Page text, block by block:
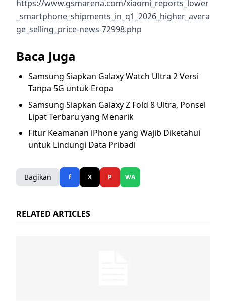
https://www.gsmarena.com/xiaomi_reports_lower
_smartphone_shipments_in_q1_2026_higher_avera
ge_selling_price-news-72998.php
Baca Juga
Samsung Siapkan Galaxy Watch Ultra 2 Versi
Tanpa 5G untuk Eropa
Samsung Siapkan Galaxy Z Fold 8 Ultra, Ponsel
Lipat Terbaru yang Menarik
Fitur Keamanan iPhone yang Wajib Diketahui
untuk Lindungi Data Pribadi
Bagikan f X P WA
RELATED ARTICLES